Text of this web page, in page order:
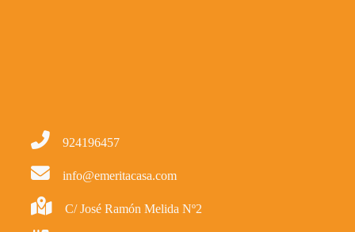
924196457
info@emeritacasa.com
C/ José Ramón Melida Nº2